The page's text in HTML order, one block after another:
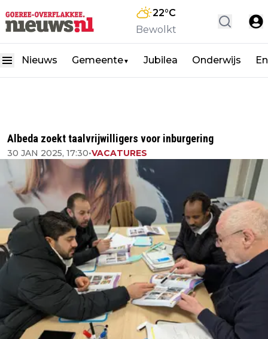
22°C
Bewolkt
Nieuws Gemeente▼ Jubilea Onderwijs
Albeda zoekt taalvrijwilligers voor inburgering
30 JAN 2025, 17:30•VACATURES